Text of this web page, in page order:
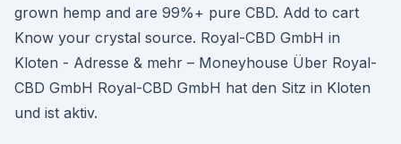
grown hemp and are 99%+ pure CBD. Add to cart
Know your crystal source. Royal-CBD GmbH in
Kloten - Adresse & mehr – Moneyhouse Über Royal-
CBD GmbH Royal-CBD GmbH hat den Sitz in Kloten
und ist aktiv.